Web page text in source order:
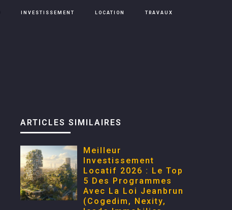
INVESTISSEMENT LOCATION TRAVAUX
ARTICLES SIMILAIRES
Meilleur
Investissement
Locatif 2026 : Le Top
5 Des Programmes
Avec La Loi Jeanbrun
(Cogedim, Nexity,